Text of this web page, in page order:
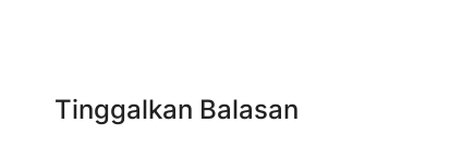
Tinggalkan Balasan